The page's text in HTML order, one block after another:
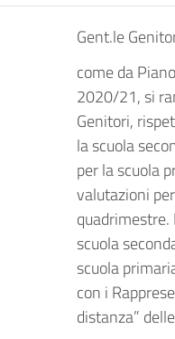
Gent.le
come da
2020/21, si
Genitori,
la scuola
per la scuola
valutazioni
quadrimestre.
scuola
scuola
con i
distanza”